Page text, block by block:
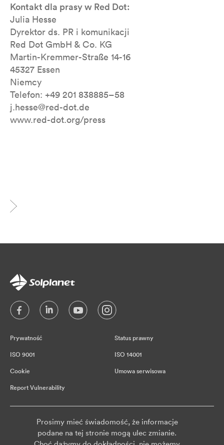
Kontakt dla prasy w Red Dot:
Julia Hesse
Dyrektor ds. PR i komunikacji
Red Dot GmbH & Co. KG
Martin-Kremmer-Straße 14-16
45327 Essen
Niemcy
Telefon: +49 201 838885–58
j.hesse@red-dot.de
www.red-dot.org/press
Prywatność Status prawny
ISO 9001 ISO 14001
Cookie Umowa serwisowa
Report Vulnerability
Prosimy mieć świadomość, że informacje
podane na tej stronie mogą ulec zmianie.